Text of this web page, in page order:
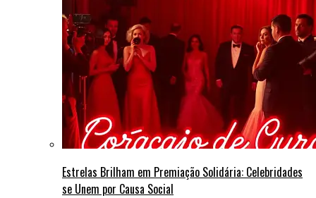
Estrelas Brilham em Premiação Solidária: Celebridades
se Unem por Causa Social